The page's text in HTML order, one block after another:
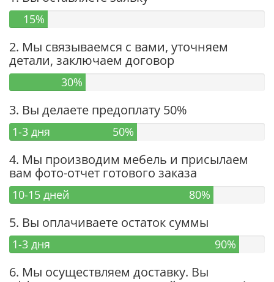
15%
2. Мы связываемся с вами, уточняем
детали, заключаем договор
30%
3. Вы делаете предоплату 50%
1-3 дня 50%
4. Мы производим мебель и присылаем
вам фото-отчет готового заказа
10-15 дней 80%
5. Вы оплачиваете остаток суммы
1-3 дня 90%
6. Мы осуществляем доставку. Вы